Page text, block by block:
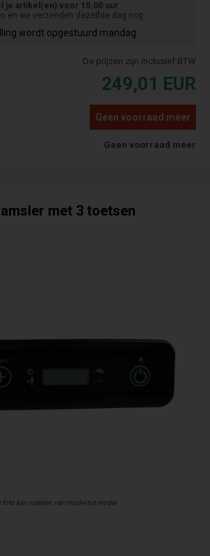
je artikel(en) voor 15.00 uur
en we verzenden dezelfde dag nog
wordt opgestuurd mandag
De prijzen zijn inclusief BTW
249,01 EUR
Geen voorraad meer
Geen voorraad meer
met 3 toetsen
foto kan variëren van model tot model